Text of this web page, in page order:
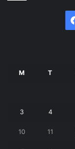
M T
3 4
10 11